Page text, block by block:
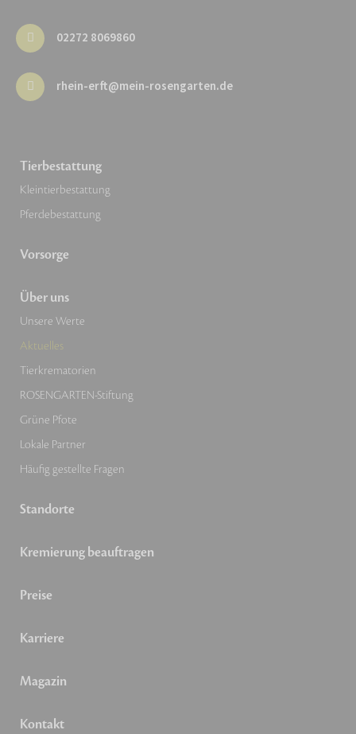
02272 8069860
rhein-erft@mein-rosengarten.de
Tierbestattung
Kleintierbestattung
Pferdebestattung
Vorsorge
Über uns
Unsere Werte
Aktuelles
Tierkrematorien
ROSENGARTEN-Stiftung
Grüne Pfote
Lokale Partner
Häufig gestellte Fragen
Standorte
Kremierung beauftragen
Preise
Karriere
Magazin
Kontakt